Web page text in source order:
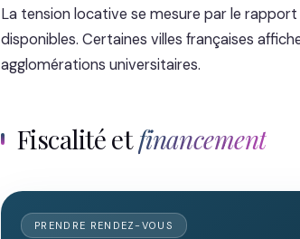
La tension locative se mesure par le
disponibles. Certaines villes françaises
agglomérations universitaires.
Fiscalité etfinancement
PRENDRE RENDEZ-VOUS